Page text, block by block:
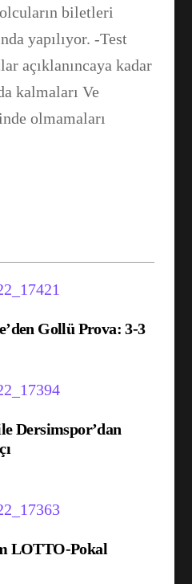
biletleri
yapılıyor. -Test
açıklanıncaya kadar
kalmaları Ve
olmamaları
Gollü Prova: 3-3
Dersimspor’dan
LOTTO-Pokal